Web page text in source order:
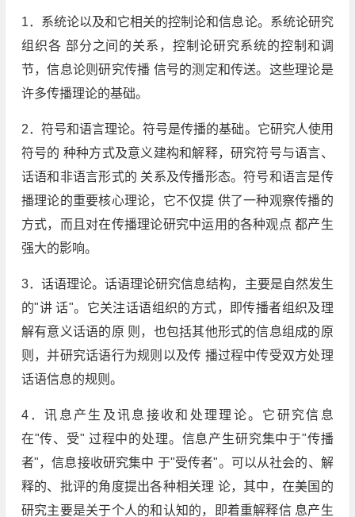
1．系统论以及和它相关的控制论和信息论。系统论研究
组织各 部分之间的关系，控制论研究系统的控制和调
节，信息论则研究传播 信号的测定和传送。这些理论是
许多传播理论的基础。
2．符号和语言理论。符号是传播的基础。它研究人使用
符号的 种种方式及意义建构和解释，研究符号与语言、
话语和非语言形式的 关系及传播形态。符号和语言是传
播理论的重要核心理论，它不仅提 供了一种观察传播的
方式，而且对在传播理论研究中运用的各种观点 都产生
强大的影响。
3．话语理论。话语理论研究信息结构，主要是自然发生
的"讲 话"。它关注话语组织的方式，即传播者组织及理
解有意义话语的原 则，也包括其他形式的信息组成的原
则，并研究话语行为规则以及传 播过程中传受双方处理
话语信息的规则。
4．讯息产生及讯息接收和处理理论。它研究信息
在"传、受" 过程中的处理。信息产生研究集中于"传播
者"，信息接收研究集中 于"受传者"。可以从社会的、解
释的、批评的角度提出各种相关理 论，其中，在美国的
研究主要是关于个人的和认知的，即着重解释信 息产生